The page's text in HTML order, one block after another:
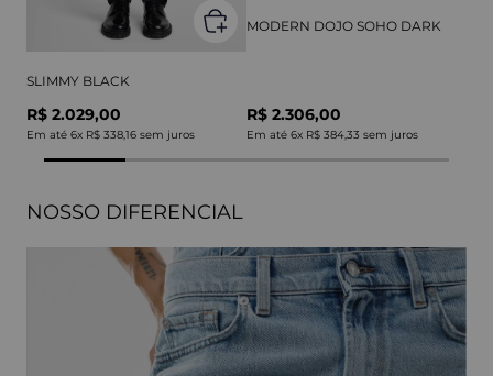
SLIMMY BLACK
R$ 2.029,00
Em até 6x R$ 338,16 sem juros
MODERN DOJO SOHO DARK
R$ 2.306,00
Em até 6x R$ 384,33 sem juros
NOSSO DIFERENCIAL